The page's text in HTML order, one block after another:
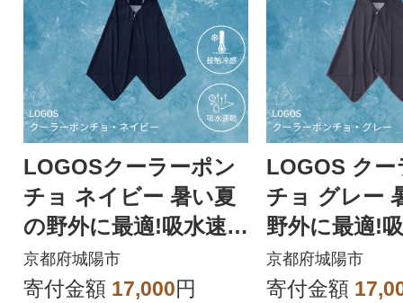
LOGOSクーラーポン
チョ ネイビー 暑い夏
の野外に最適!吸水速乾
でタオルとしても 342
05289
京都府城陽市
寄付金額 17,000円
LOGOS クー
チョ グレー
野外に最適!
タオルとし
219
京都府城陽市
寄付金額